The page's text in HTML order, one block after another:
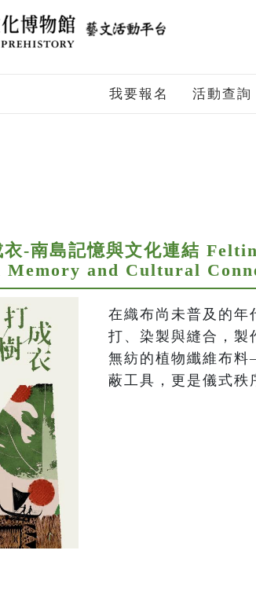
我要報名 活動查詢
衣-南島記憶與文化連結
Memory and Cultural
在織布尚未普及的年
打、染製與縫合，製
無紡的植物纖維布
蔽工具，更是儀式秩